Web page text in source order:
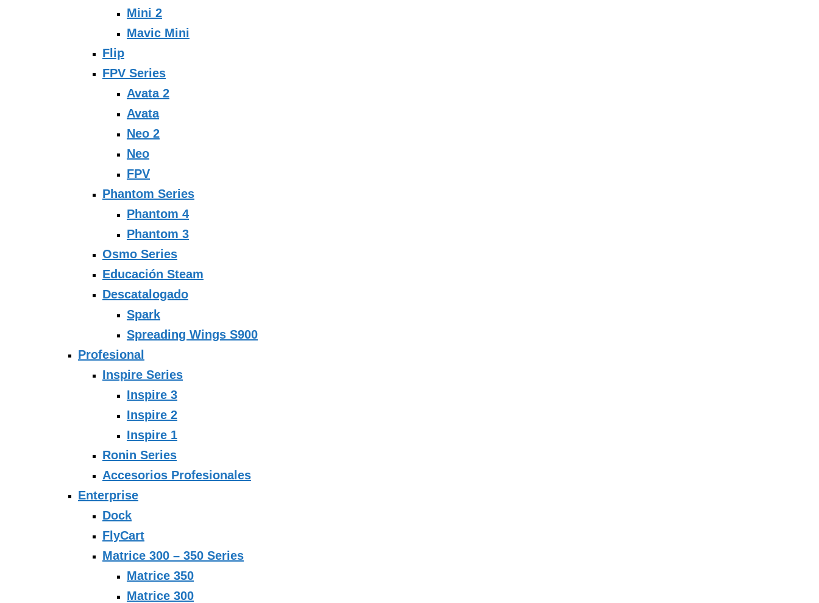
Mini 2
Mavic Mini
Flip
FPV Series
Avata 2
Avata
Neo 2
Neo
FPV
Phantom Series
Phantom 4
Phantom 3
Osmo Series
Educación Steam
Descatalogado
Spark
Spreading Wings S900
Profesional
Inspire Series
Inspire 3
Inspire 2
Inspire 1
Ronin Series
Accesorios Profesionales
Enterprise
Dock
FlyCart
Matrice 300 – 350 Series
Matrice 350
Matrice 300